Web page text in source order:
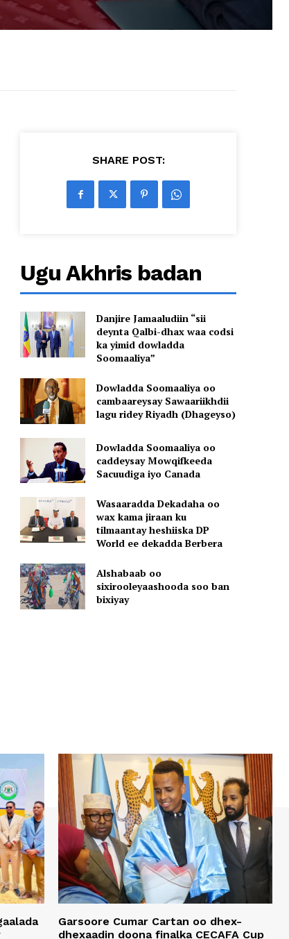
SHARE POST:
Ugu Akhris badan
Danjire Jamaaludiin “sii
deynta Qalbi-dhax waa codsi
ka yimid dowladda
Soomaaliya”
Dowladda Soomaaliya oo
cambaareysay Sawaariikhdii
lagu ridey Riyadh (Dhageyso)
Dowladda Soomaaliya oo
caddeysay Mowqifkeeda
Sacuudiga iyo Canada
Wasaaradda Dekadaha oo
wax kama jiraan ku
tilmaantay heshiiska DP
World ee dekadda Berbera
Alshabaab oo
sixirooleyaashooda soo ban
bixiyay
Garsoore Cumar Cartan oo dhex-
dhexaadin doona finalka CECAFA Cup